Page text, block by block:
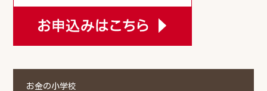
お金の小学校